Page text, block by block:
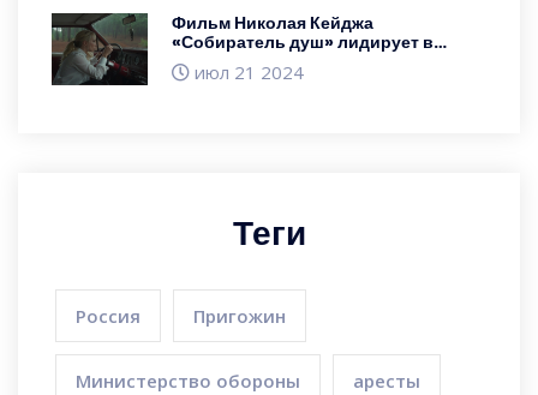
Фильм Николая Кейджа
«Собиратель душ» лидирует в
кассовых сборах, обойдя «Ужасного
деда 4»
июл 21 2024
Теги
Россия Пригожин
Министерство обороны аресты